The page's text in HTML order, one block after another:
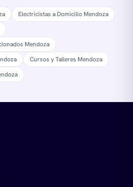
Electricistas a Domicilio Mendoza
Mendoza
Cursos y Talleres Mendoza